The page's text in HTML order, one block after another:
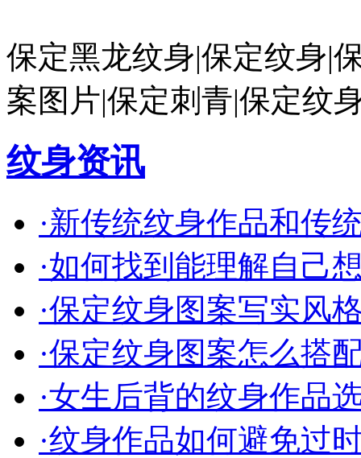
保定黑龙纹身|保定纹身|
案图片|保定刺青|保定纹
纹身资讯
·新传统纹身作品和传
·如何找到能理解自己
·保定纹身图案写实风
·保定纹身图案怎么搭
·女生后背的纹身作品
·纹身作品如何避免过